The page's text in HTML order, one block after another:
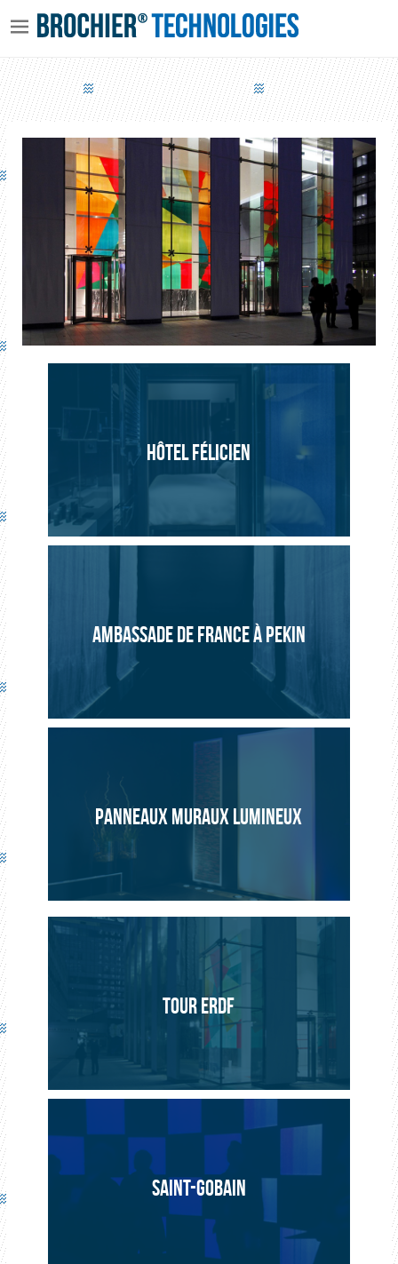
Art Entreprise – Création Mengzhi Zeng
2014, La Défense, Paris
Conception mécanique.
Solution Lightex sur mesure et développement d’une
électronique adaptée.
Grands panneaux lumineux pour rétroéclairage de
plaques de verre colorées.
HÔTEL FÉLICIEN
AMBASSADE DE FRANCE À PEKIN
PANNEAUX MURAUX LUMINEUX
TOUR ERDF
SAINT-GOBAIN